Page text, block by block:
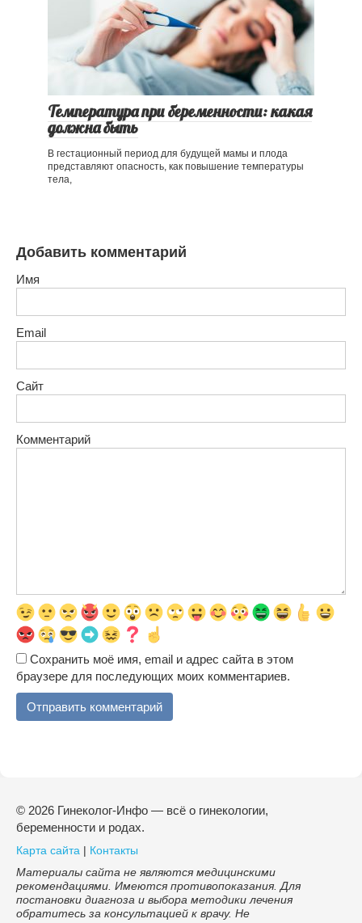
Температура при беременности: какая
должна быть
В гестационный период для будущей мамы и плода
представляют опасность, как повышение температуры
тела,
Добавить комментарий
Имя
Email
Сайт
Комментарий
Сохранить моё имя, email и адрес сайта в этом
браузере для последующих моих комментариев.
© 2026 Гинеколог-Инфо — всё о гинекологии,
беременности и родах.
Карта сайта
Контакты
Материалы сайта не являются медицинскими
рекомендациями. Имеются противопоказания. Для
постановки диагноза и выбора методики лечения
обратитесь за консультацией к врачу. Не